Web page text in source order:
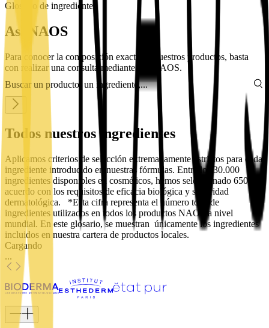
Glosario de ingredientes
AskNAOS
Para conocer la composición exacta de nuestros productos, basta
con realizar una consulta mediante AskNAOS.
Buscar un producto, un ingrediente,...
Todos nuestros ingredientes
Aplicamos criterios de selección extremadamente estrictos para cada
ingrediente introducido en nuestras fórmulas. Entre los 30.000
ingredientes disponibles en cosméticos, hemos seleccionado 650* de
acuerdo con los requisitos de eficacia biológica y seguridad
dermatológica. *Esta cifra representa el número total de
ingredientes utilizados en todos los productos NAOS a nivel
mundial. En este glosario, se muestran únicamente los ingredientes
incluidos en nuestra cartera de productos locales.
Cargando
...